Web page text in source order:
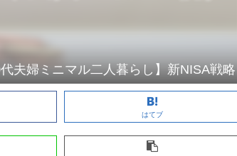
代夫婦ミニマル二人暮らし】新NISA戦略
はてブ